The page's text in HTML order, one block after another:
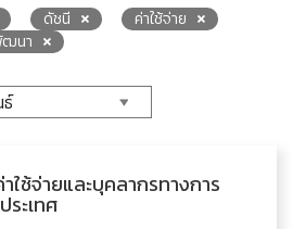
ดัชนี
ค่าใช้จ่าย
ฒนา
ใช้จ่ายและบุคลากรทางการ
ะเทศ